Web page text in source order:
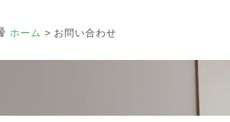
ホーム > お問い合わせ